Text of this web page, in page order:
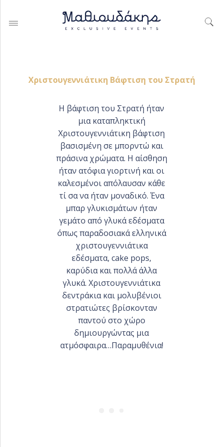
ΕΤΑΙΡΊΚΕΣ ΕΚΔΗΛΏΣΕΙΣ &
PORTFOLIO ΟΡΓΆΝΩΣΗΣ
BAPTISMS CREATIONS
PORTFOLIO ΕΤΑΙΡΙΚΏΝ
Χριστουγεννιάτικη Βάφτιση του Στρατή
Η βάφτιση του Στρατή ήταν
μια καταπληκτική
Χριστουγεννιάτικη βάφτιση
βασισμένη σε μπορντώ και
πράσινα χρώματα. Η αίσθηση
ήταν ατόφια γιορτινή και οι
καλεσμένοι απόλαυσαν κάθε
τί σα να ήταν μοναδικό. Ένα
μπαρ γλυκισμάτων ήταν
γεμάτο από γλυκά εδέσματα
όπως παραδοσιακά ελληνικά
χριστουγεννιάτικα
εδέσματα, cake pops,
καρύδια και πολλά άλλα
γλυκά. Χριστουγεννιάτικα
δεντράκια και μολυβένιοι
στρατιώτες βρίσκονταν
παντού στο χώρο
δημιουργώντας μια
ατμόσφαιρα…Παραμυθένια!